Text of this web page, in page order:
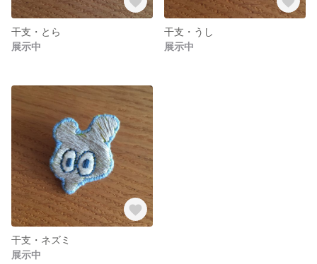
干支・とら
展示中
干支・うし
展示中
干支・ネズミ
展示中